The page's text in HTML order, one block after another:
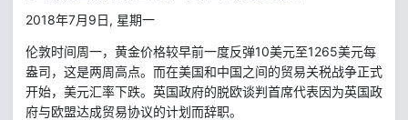
2018年7月9日, 星期一
伦敦时间周一，黄金价格较早前一度反弹10美元至1265美元每
盎司，这是两周高点。而在美国和中国之间的贸易关税战争正式
开始，美元汇率下跌。英国政府的脱欧谈判首席代表因为英国政
府与欧盟达成贸易协议的计划而辞职。